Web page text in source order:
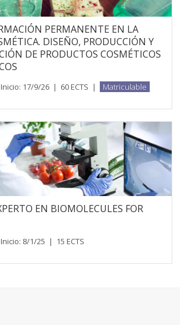
PERMANENTE EN LA
DISEÑO, PRODUCCIÓN Y
DE PRODUCTOS COSMÉTICOS
Inicio: 17/9/26 | 60 ECTS | Matriculable
EN BIOMOLECULES FOR
Inicio: 8/1/25 | 15 ECTS